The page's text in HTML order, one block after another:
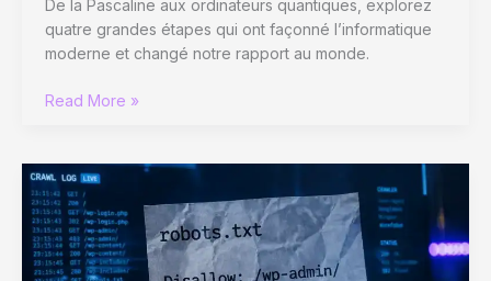
De la Pascaline aux ordinateurs quantiques, explorez
quatre grandes étapes qui ont façonné l’informatique
moderne et changé notre rapport au monde.
De
au
quantique
:
4
révolutions
Read More »